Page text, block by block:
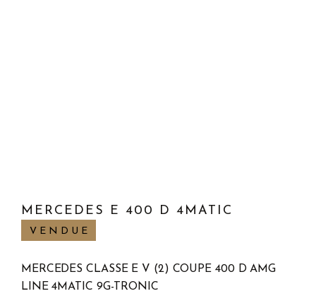
MERCEDES E 400 D 4MATIC
VENDUE
MERCEDES CLASSE E V (2) COUPE 400 D AMG
LINE 4MATIC 9G-TRONIC